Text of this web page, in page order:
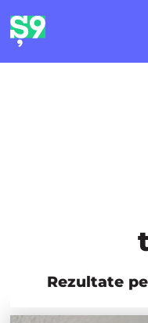
Rezultate